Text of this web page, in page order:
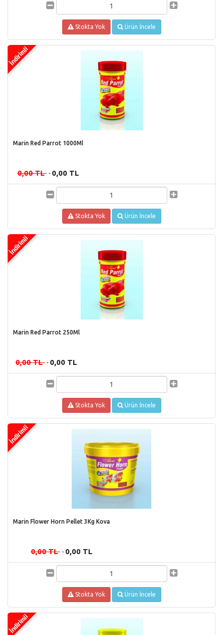
Stokta Yok Ürün İncele
Marin Red Parrot 1000Ml
0,00 TL- 0,00 TL
Stokta Yok Ürün İncele
Marin Red Parrot 250Ml
0,00 TL - 0,00 TL
Stokta Yok Ürün İncele
Marin Flower Horn Pellet 3Kg Kova
0,00 TL- 0,00 TL
Stokta Yok Ürün İncele